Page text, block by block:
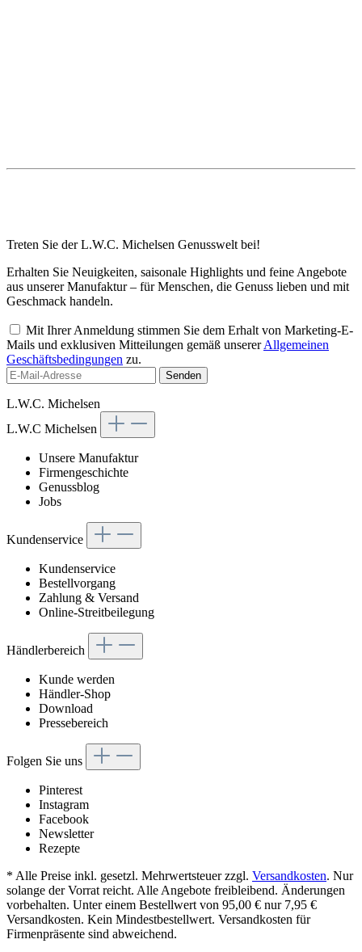
Treten Sie der L.W.C. Michelsen Genusswelt bei!
Erhalten Sie Neuigkeiten, saisonale Highlights und feine Angebote
aus unserer Manufaktur – für Menschen, die Genuss lieben und mit
Geschmack handeln.
Mit Ihrer Anmeldung stimmen Sie dem Erhalt von Marketing-E-
Mails und exklusiven Mitteilungen gemäß unsererAllgemeinen
Geschäftsbedingungen zu.
Senden
L.W.C. Michelsen
L.W.C Michelsen
Unsere Manufaktur
Firmengeschichte
Genussblog
Jobs
Kundenservice
Kundenservice
Bestellvorgang
Zahlung & Versand
Online-Streitbeilegung
Händlerbereich
Kunde werden
Händler-Shop
Download
Pressebereich
Folgen Sie uns
Pinterest
Instagram
Facebook
Newsletter
Rezepte
* Alle Preise inkl. gesetzl. Mehrwertsteuer zzgl. Versandkosten. Nur
solange der Vorrat reicht. Alle Angebote freibleibend. Änderungen
vorbehalten. Unter einem Bestellwert von 95,00 € nur 7,95 €
Versandkosten. Kein Mindestbestellwert. Versandkosten für
Firmenpräsente sind abweichend.